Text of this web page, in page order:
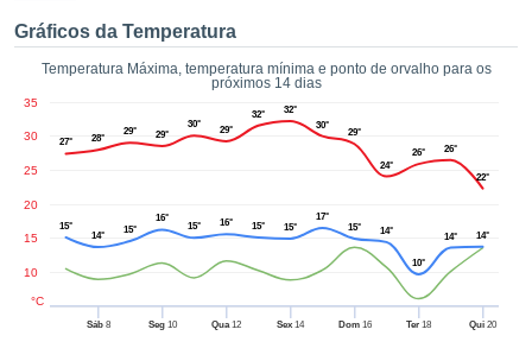
que as
a este
opções:
digital
Gráficos da Temperatura
Temperatura Máxima, temperatura mínima e ponto de orvalho para os
próximos 14 dias
Sáb8 Seg10 Qua12 Sex 14 Dom16 Ter 18 Qui 20
10
15
20
25
30
35
°C
27° 28°
29° 29°
30°
29°
32°
32°
30°
29°
24°
26° 26°
22°
15°
14°
15°
16°
15° 16° 15° 15°
17°
15°
14°
10°
14° 14°